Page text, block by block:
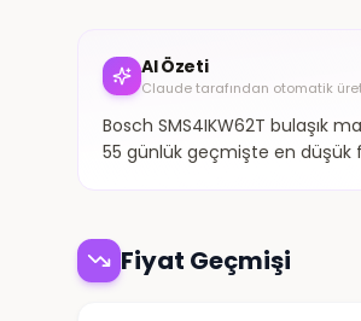
AI Özeti
Claude tarafından otomatik
Bosch SMS4IKW62T bulaşık
55 günlük geçmişte en düşük
Fiyat Geçmişi